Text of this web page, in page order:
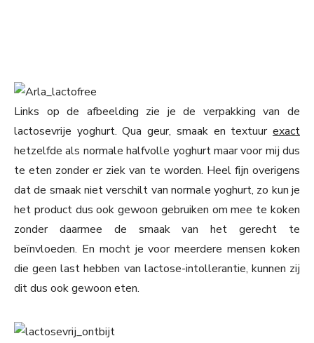
Links op de afbeelding zie je de verpakking van de
lactosevrije yoghurt. Qua geur, smaak en textuur exact
hetzelfde als normale halfvolle yoghurt maar voor mij dus
te eten zonder er ziek van te worden. Heel fijn overigens
dat de smaak niet verschilt van normale yoghurt, zo kun je
het product dus ook gewoon gebruiken om mee te koken
zonder daarmee de smaak van het gerecht te
beïnvloeden. En mocht je voor meerdere mensen koken
die geen last hebben van lactose-intollerantie, kunnen zij
dit dus ook gewoon eten.